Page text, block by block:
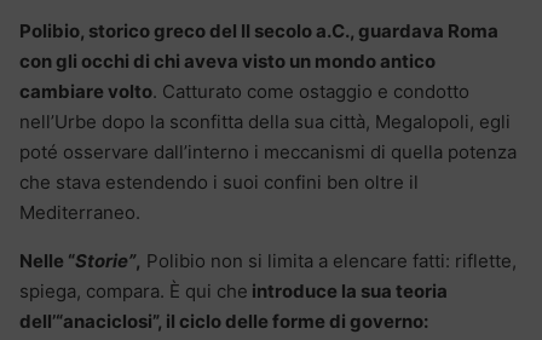
Polibio, storico greco del II secolo a.C., guardava Roma
con gli occhi di chi aveva visto un mondo antico
cambiare volto. Catturato come ostaggio e condotto
nell’Urbe dopo la sconfitta della sua città, Megalopoli, egli
poté osservare dall’interno i meccanismi di quella potenza
che stava estendendo i suoi confini ben oltre il
Mediterraneo.
Nelle “Storie”, Polibio non si limita a elencare fatti: riflette,
spiega, compara. È qui che introduce la sua teoria
dell’“anaciclosi”, il ciclo delle forme di governo: